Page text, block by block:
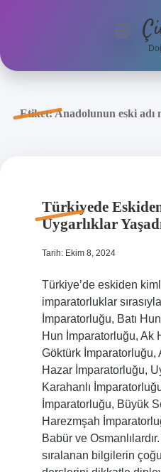
Anasayfa
menüyü
Etiket:Anadolunun eski adı
Türkiyede
Uygarlıklar
Tarih: Ekim 8, 2024
Türkiye’de eskiden
imparatorluklar
İmparatorluğu, Batı
Hun İmparatorluğu, Ak
Göktürk İmparatorluğu,
Hazar İmparatorluğu,
Karahanlı
İmparatorluğu, Büyük
Harezmşah
Babür ve
sıralanan bilgilerin